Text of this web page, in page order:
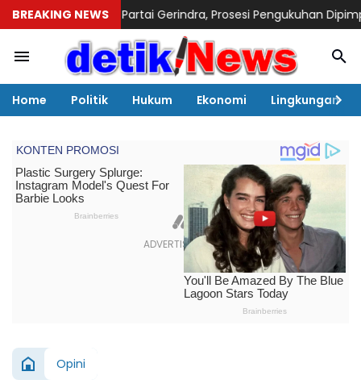
BREAKING NEWS
Partai Gerindra, Prosesi Pengukuhan Dipimpin Langsung
Home Politik Hukum Ekonomi Lingkungan
Opini